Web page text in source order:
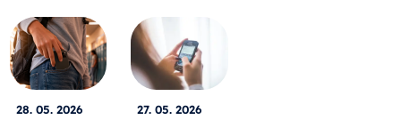
28. 05. 2026 27. 05. 2026